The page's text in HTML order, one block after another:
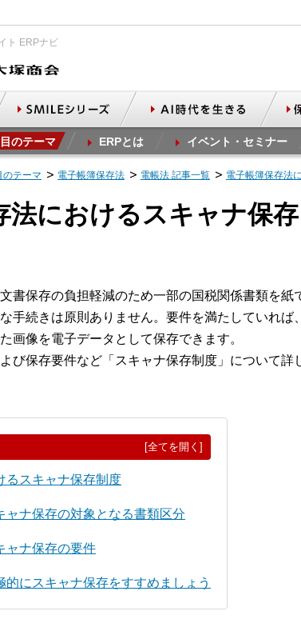
ト ERPナビ
のテーマ ERPとは イベント・セミナー
のテーマ 電子帳簿保存法 電帳法 記事一覧 電子帳簿保存法
法におけるスキャナ保
書保存の負担軽減のため一部の国税関係書類を
手続きは原則ありません。要件を満たしていれ
画像を電子データとして保存できます。
び保存要件など「スキャナ保存制度」について詳
[全てを開く]
るスキャナ保存制度
ャナ保存の対象となる書類区分
ャナ保存の要件
的にスキャナ保存をすすめましょう